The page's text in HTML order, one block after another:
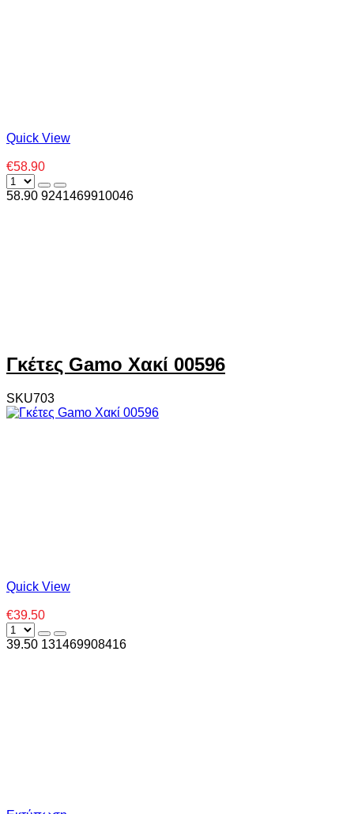
Quick View
€58.90
58.90 9241469910046
Γκέτες Gamo Xακί 00596
SKU703
Quick View
€39.50
39.50 131469908416